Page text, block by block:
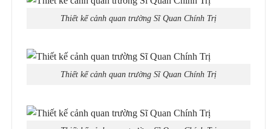
Thiết kế cảnh quan trường Sĩ Quan Chính Trị
Thiết kế cảnh quan trường Sĩ Quan Chính Trị